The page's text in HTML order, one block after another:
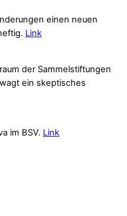
einen neuen
Link
der Sammelstiftungen
ein skeptisches
im BSV. Link